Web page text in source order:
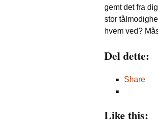
gemt det fra
stor
hvem ved?
Del dette:
Share
Like this: